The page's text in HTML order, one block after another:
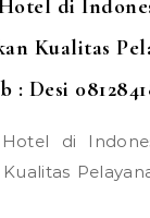
di
Kualitas
: Desi